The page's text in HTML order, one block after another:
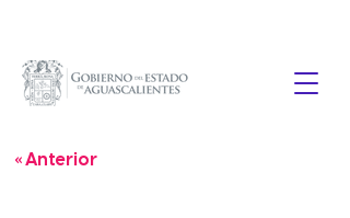
« Anterior